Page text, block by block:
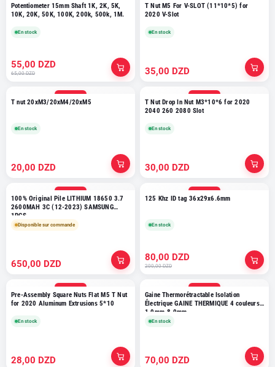
Potentiometer 15mm Shaft 1K, 2K, 5K,
10K, 20K, 50K, 100K, 200k, 500k, 1M.
En stock
55,00 DZD
65,00 DZD
T Nut M5 For V-SLOT (11*10*5) for
2020 V-Slot
En stock
35,00 DZD
T nut 20xM3/20xM4/20xM5
En stock
20,00 DZD
T Nut Drop In Nut M3*10*6 for 2020
2040 260 2080 Slot
En stock
30,00 DZD
100% Original Pile LITHIUM 18650 3.7
2600MAH 3C (12-2023) SAMSUNG
1PCS
Disponible sur commande
650,00 DZD
125 Khz ID tag 36x29x6.6mm
En stock
80,00 DZD
200,00 DZD
Pre-Assembly Square Nuts Flat M5 T Nut
for 2020 Aluminum Extrusions 5*10
En stock
28,00 DZD
Gaine Thermorétractable Isolation
Électrique GAINE THERMIQUE 4 couleurs
1.0mm-8.0mm
En stock
70,00 DZD